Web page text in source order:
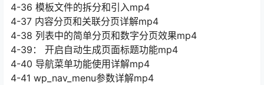
4-36 模板文件的拆分和引入mp4
4-37 内容分页和关联分页详解mp4
4-38 列表中的简单分页和数字分页效果mp4
4-39： 开启自动生成页面标题功能mp4
4-40 导航菜单功能使用详解mp4
4-41 wp_nav_menu参数详解mp4